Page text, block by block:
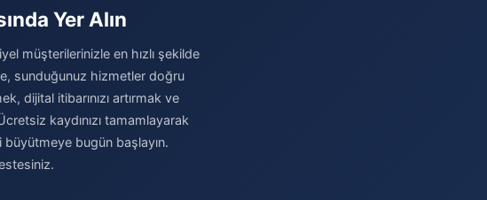
Yer Alın
müşterilerinizle en hızlı şekilde
sunduğunuz hizmetler doğru
dijital itibarınızı artırmak ve
kaydınızı tamamlayarak
büyütmeye bugün başlayın.